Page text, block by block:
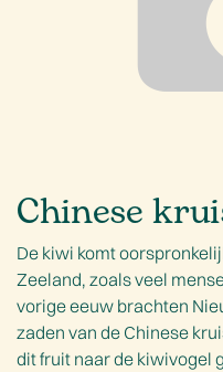
Chinese
De kiwi komt
Zeeland, zoals veel
vorige eeuw brachten
zaden van de Chinese
dit fruit naar de kiwivogel